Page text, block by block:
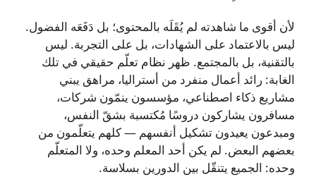
لأن أقوى ما شاهدته لم يُقَلَه بالمحتوى؛ بل دَفَعَه الفضول.
ليس بالاعتماد على الشهادات، بل على التجربة. ليس
بالتقنية، بل بالمجتمع. ظهر نظام تعلّم حقيقي في تلك
الغابة: رائد أعمال منفرد من أستراليا، مراهق يبني
مشاريع ذكاء اصطناعي، مؤسسون ينمّون شركات،
مسافرون يشاركون دروسًا مُكتسبة بشقّ النفس،
ومبدعون يعيدون تشكيل أنفسهم — كلهم يتعلّمون من
بعضهم البعض. لم يكن أحد المعلم وحده، ولا المتعلّم
وحده: الجميع يتنقّل بين الدورين بسلاسة.